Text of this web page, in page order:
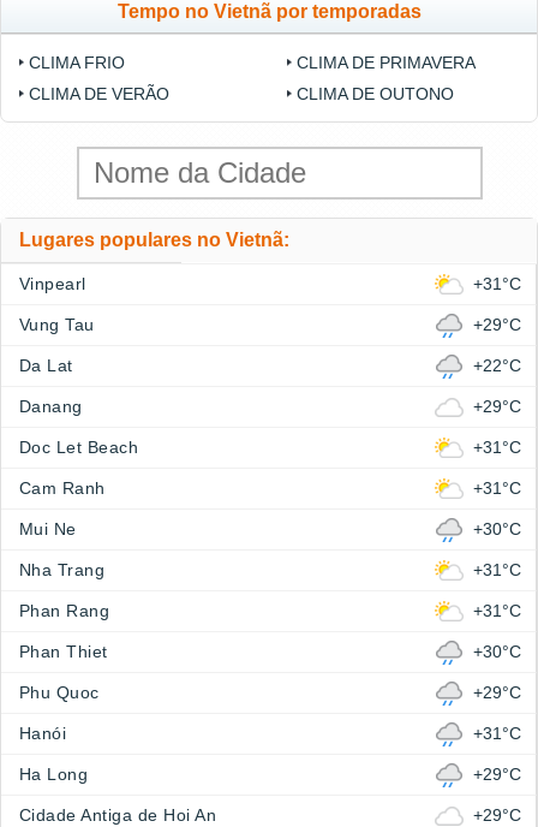
Tempo no Vietnã por temporadas
CLIMA FRIO
CLIMA DE PRIMAVERA
CLIMA DE VERÃO
CLIMA DE OUTONO
Lugares populares no Vietnã:
Vinpearl +31°C
Vung Tau +29°C
Da Lat +22°C
Danang +29°C
Doc Let Beach +31°C
Cam Ranh +31°C
Mui Ne +30°C
Nha Trang +31°C
Phan Rang +31°C
Phan Thiet +30°C
Phu Quoc +29°C
Hanói +31°C
Ha Long +29°C
Cidade Antiga de Hoi An +29°C